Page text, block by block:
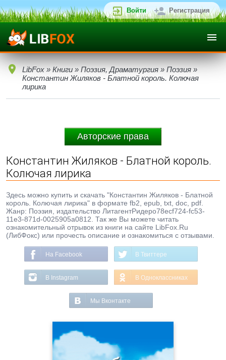
Войти Регистрация
LibFox » Книги » Поэзия, Драматургия » Поэзия »
Константин Жиляков - Блатной король. Колючая
лирика
Авторские права
Константин Жиляков - Блатной король.
Колючая лирика
Здесь можно купить и скачать "Константин Жиляков - Блатной
король. Колючая лирика" в формате fb2, epub, txt, doc, pdf.
Жанр: Поэзия, издательство ЛитагентРидеро78ecf724-fc53-
11e3-871d-0025905a0812. Так же Вы можете читать
ознакомительный отрывок из книги на сайте LibFox.Ru
(ЛибФокс) или прочесть описание и ознакомиться с отзывами.
На Facebook В Твиттере
В Instagram В Одноклассниках
Мы Вконтакте